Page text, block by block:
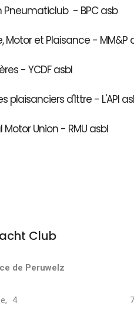
Pneumaticlub - BPC asb
Motor et Plaisance - MM&P
Frontières -
plaisanciers d'Ittre - L'API
Motor Union - RMU asbl
Club
de Peruwelz
Boiterie, 4